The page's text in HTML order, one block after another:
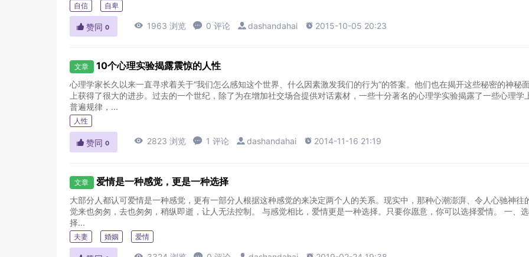
自信 自卑
 赞同 0  1963 浏览  0 评论  dashandahai  2015-10-05 20:23
文章 10个心理实验揭露震惊的人性
心理学家长久以来一直寻求着关于“我们怎么感知这个世界、什么因素激发我们的行为”的答案。他们也在揭开这些秘密的神秘
上获得了很大的进步。过去的一个世纪，除了为在增加社交场合提供对话素材，一些十分著名的心理学实验揭露了一些心理学
普遍规律，...
人性
 赞同 0  2823 浏览  1 评论 dashandahai  2014-11-16 21:19
文章 爱情是一种感觉，更是一种选择
大部分人都认可爱情是一种感觉，更有一部分人根据这种感觉的来决定两个人的关系。现实中，那种心潮澎湃、令人心驰神往
觉来也匆匆，去也匆匆，稍纵即逝，让人无法控制。 与感觉相比，爱情更是一种选择。只要你愿意，你可以选择爱情。 一、选
择...
夫妻 婚姻 爱情